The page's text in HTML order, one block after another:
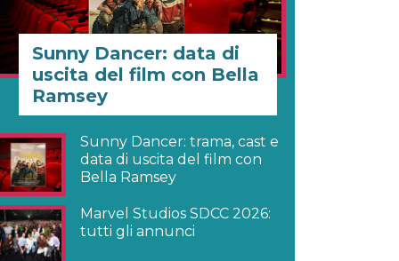
Sunny Dancer: data di
uscita del film con Bella
Ramsey
Sunny Dancer: trama, cast e
data di uscita del film con
Bella Ramsey
Marvel Studios SDCC 2026:
tutti gli annunci